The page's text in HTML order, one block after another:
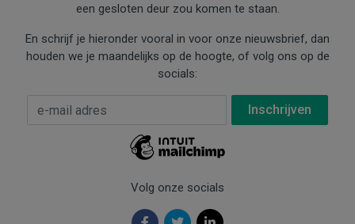
een gesloten deur zou komen te staan.
En schrijf je hieronder vooral in voor onze nieuwsbrief, dan
houden we je maandelijks op de hoogte, of volg ons op de
socials:
E-mail Adres
Volg onze socials